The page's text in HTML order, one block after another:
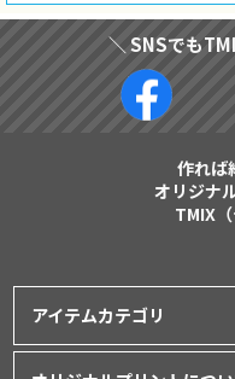
＼ SNSでも
作れば
オリジナ
TMIX（
アイテムカテゴリ